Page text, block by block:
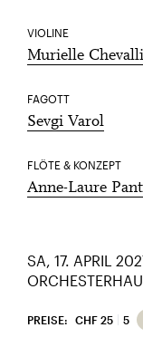
VIOLINE
Murielle
FAGOTT
Sevgi Varol
FLÖTE & KONZEPT
Anne-Laure
SA, 17. APRIL
PREISE: CHF 25 5